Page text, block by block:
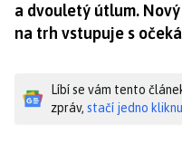
a dvouletý útlum.
na trh vstupuje s
Líbí se vám tento
zpráv, stačí jedno